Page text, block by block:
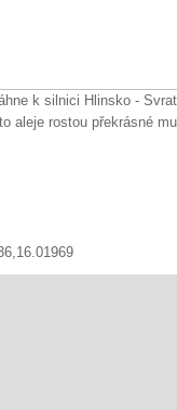
k silnici Hlinsko -
aleje rostou překrásné